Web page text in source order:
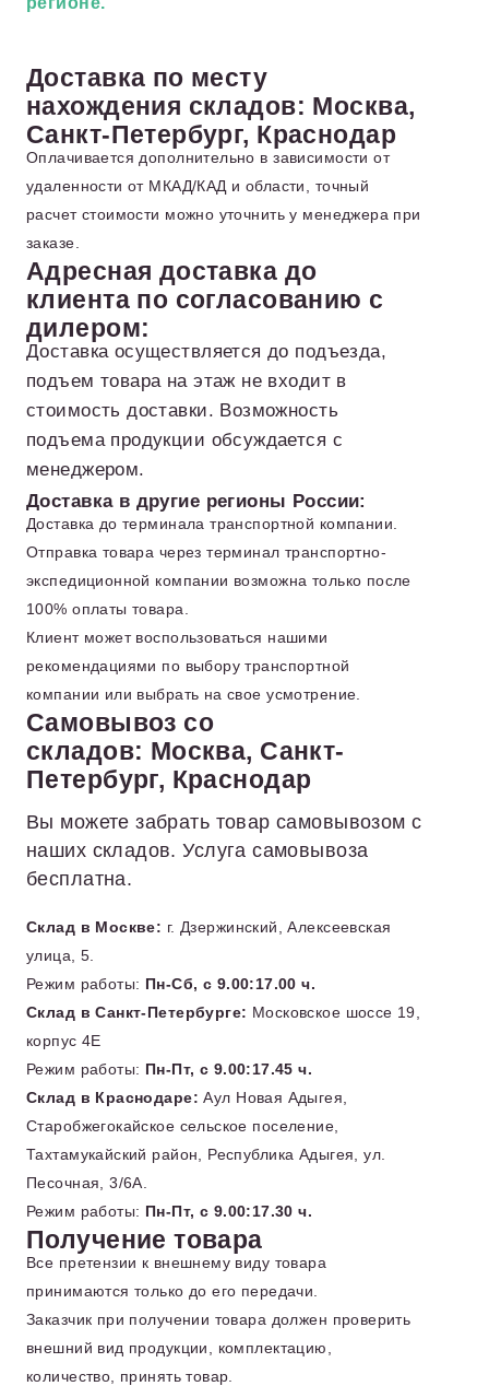
Доставка по месту
нахождения складов: Москва,
Санкт-Петербург, Краснодар
Оплачивается дополнительно в зависимости от
удаленности от МКАД/КАД и области, точный
расчет стоимости можно уточнить у менеджера при
заказе.
Адресная доставка до
клиента по согласованию с
дилером:
Доставка осуществляется до подъезда,
подъем товара на этаж не входит в
стоимость доставки. Возможность
подъема продукции обсуждается с
менеджером.
Доставка в другие регионы России:
Доставка до терминала транспортной компании.
Отправка товара через терминал транспортно-
экспедиционной компании возможна только после
100% оплаты товара.
Клиент может воспользоваться нашими
рекомендациями по выбору транспортной
компании или выбрать на свое усмотрение.
Самовывоз со
складов: Москва, Санкт-
Петербург, Краснодар
Вы можете забрать товар самовывозом с
наших складов. Услуга самовывоза
бесплатна.
Склад в Москве: г. Дзержинский, Алексеевская
улица, 5.
Режим работы: Пн-Сб, с 9.00:17.00 ч.
Склад в Санкт-Петербурге: Московское шоссе 19,
корпус 4Е
Режим работы: Пн-Пт, с 9.00:17.45 ч.
Склад в Краснодаре: Аул Новая Адыгея,
Старобжегокайское сельское поселение,
Тахтамукайский район, Республика Адыгея, ул.
Песочная, 3/6А.
Режим работы: Пн-Пт, с 9.00:17.30 ч.
Получение товара
Все претензии к внешнему виду товара
принимаются только до его передачи.
Заказчик при получении товара должен проверить
внешний вид продукции, комплектацию,
количество, принять товар.